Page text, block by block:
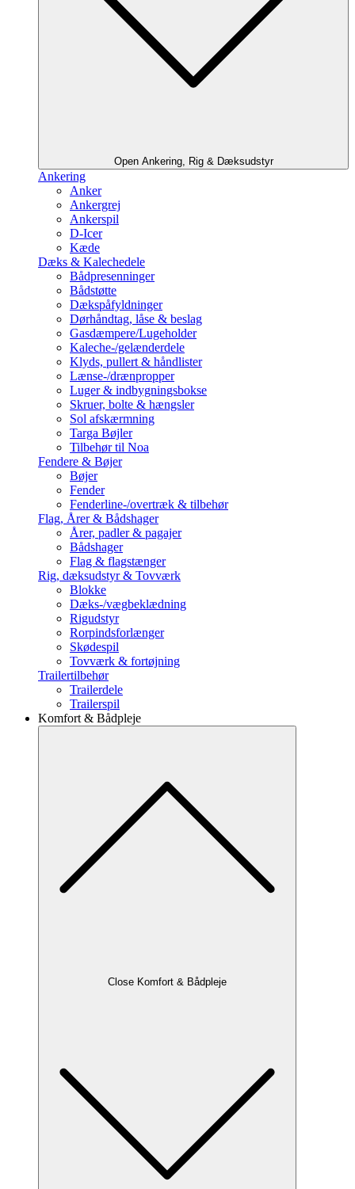
Open Ankering, Rig & Dæksudstyr
Ankering
Anker
Ankergrej
Ankerspil
D-Icer
Kæde
Dæks & Kalechedele
Bådpresenninger
Bådstøtte
Dækspåfyldninger
Dørhåndtag, låse & beslag
Gasdæmpere/Lugeholder
Kaleche-/gelænderdele
Klyds, pullert & håndlister
Lænse-/drænpropper
Luger & indbygningsbokse
Skruer, bolte & hængsler
Sol afskærmning
Targa Bøjler
Tilbehør til Noa
Fendere & Bøjer
Bøjer
Fender
Fenderline-/overtræk & tilbehør
Flag, Årer & Bådshager
Årer, padler & pagajer
Bådshager
Flag & flagstænger
Rig, dæksudstyr & Tovværk
Blokke
Dæks-/vægbeklædning
Rigudstyr
Rorpindsforlænger
Skødespil
Tovværk & fortøjning
Trailertilbehør
Trailerdele
Trailerspil
Komfort & Bådpleje
Close Komfort & Bådpleje